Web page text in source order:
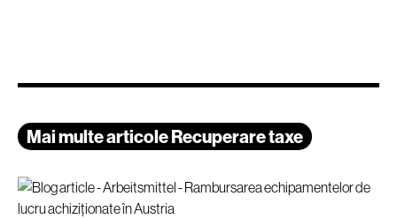
Mai multe articole Recuperare taxe